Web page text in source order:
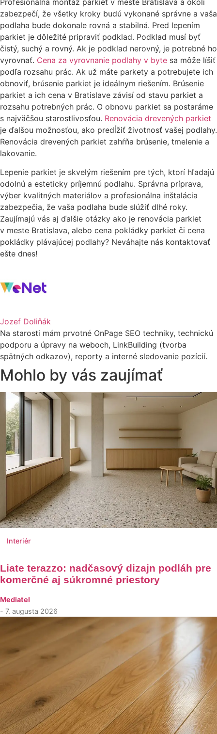
Profesionálna montáž parkiet v meste Bratislava a okolí
zabezpečí, že všetky kroky budú vykonané správne a vaša
podlaha bude dokonale rovná a stabilná. Pred lepením
parkiet je dôležité pripraviť podklad. Podklad musí byť
čistý, suchý a rovný. Ak je podklad nerovný, je potrebné ho
vyrovnať. Cena za vyrovnanie podlahy v byte sa môže líšiť
podľa rozsahu prác. Ak už máte parkety a potrebujete ich
obnoviť, brúsenie parkiet je ideálnym riešením. Brúsenie
parkiet a ich cena v Bratislave závisí od stavu parkiet a
rozsahu potrebných prác. O obnovu parkiet sa postaráme
s najväčšou starostlivosťou. Renovácia drevených parkiet
je ďalšou možnosťou, ako predĺžiť životnosť vašej podlahy.
Renovácia drevených parkiet zahŕňa brúsenie, tmelenie a
lakovanie.
Lepenie parkiet je skvelým riešením pre tých, ktorí hľadajú
odolnú a esteticky príjemnú podlahu. Správna príprava,
výber kvalitných materiálov a profesionálna inštalácia
zabezpečia, že vaša podlaha bude slúžiť dlhé roky.
Zaujímajú vás aj ďalšie otázky ako je renovácia parkiet
v meste Bratislava, alebo cena pokládky parkiet či cena
pokládky plávajúcej podlahy? Neváhajte nás kontaktovať
ešte dnes!
Jozef Doliňák
Na starosti mám prvotné OnPage SEO techniky, technickú
podporu a úpravy na weboch, LinkBuilding (tvorba
spätných odkazov), reporty a interné sledovanie pozícií.
Mohlo by vás zaujímať
Interiér
Liate terazzo: nadčasový dizajn podláh pre
komerčné aj súkromné priestory
Mediatel
- 7. augusta 2026